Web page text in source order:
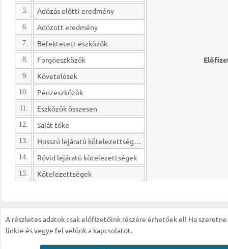
5. Adózás előtti eredmény
6. Adózott eredmény
7. Befektetett eszközök
8. Forgóeszközök
9. Követelések
10. Pénzeszközök
11. Eszközök összesen
12. Saját tőke
13. Hosszú lejáratú kötelezettségek
14. Rövid lejáratú kötelezettségek
15. Kötelezettségek
A részletes adatok csak előfizetőink részére érhetőek el! Ha
linkre és vegye fel velünk a kapcsolatot.